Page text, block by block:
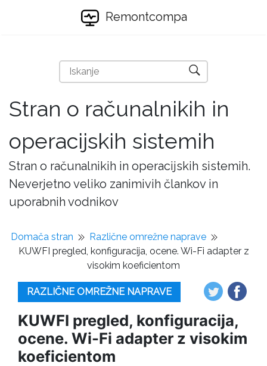
Remontcompa
Stran o računalnikih in
operacijskih sistemih
Stran o računalnikih in operacijskih sistemih.
Neverjetno veliko zanimivih člankov in
uporabnih vodnikov
Domača stran
Različne omrežne naprave
KUWFI pregled, konfiguracija, ocene. Wi-Fi adapter z
visokim koeficientom
RAZLIČNE OMREŽNE NAPRAVE
KUWFI pregled, konfiguracija,
ocene. Wi-Fi adapter z visokim
koeficientom